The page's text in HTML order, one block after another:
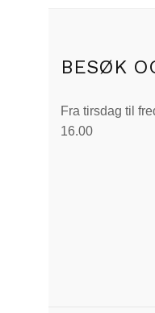
BESØK
Fra tirsdag til
16.00